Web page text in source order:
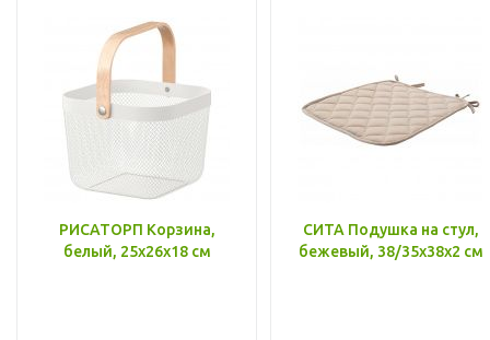
РИСАТОРП Корзина,
белый, 25x26x18 см
СИТА Подушка на стул,
бежевый, 38/35x38x2 см